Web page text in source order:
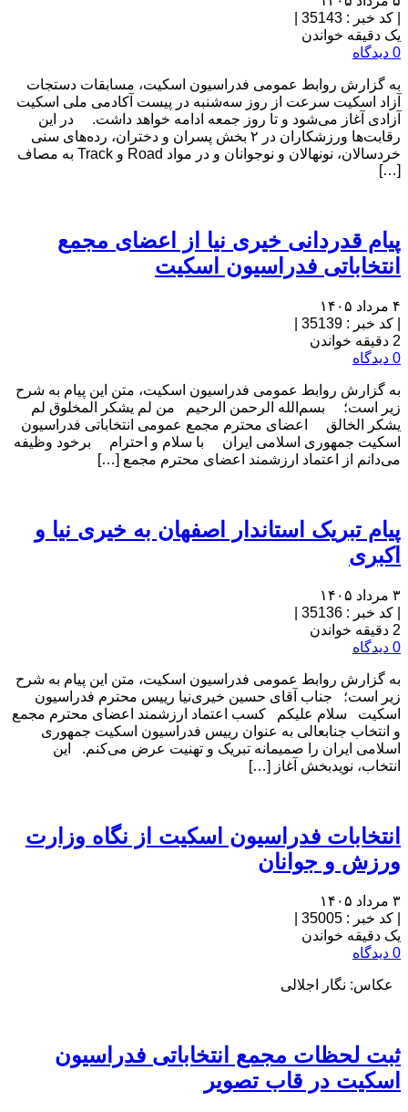
کد خبر : 35143
یک دقیقه خواندن
0 دیدگاه
به گزارش روابط عمومی فدراسیون اسکیت، مسابقات دستجات
آزاد اسکیت سرعت از روز سه‌شنبه در پیست آکادمی ملی اسکیت
آزادی آغاز می‌شود و تا روز جمعه ادامه خواهد داشت. در این
رقابت‌ها ورزشکاران در ۲ بخش پسران و دختران، رده‌های سنی
خردسالان، نونهالان و نوجوانان و در مواد Road و Track به مصاف
[…]
پیام قدردانی خیری نیا از اعضای مجمع
انتخاباتی فدراسیون اسکیت
۴ مرداد ۱۴۰۵
کد خبر : 35139
2 دقیقه خواندن
0 دیدگاه
به گزارش روابط عمومی فدراسیون اسکیت، متن این پیام به شرح
زیر است؛ بسم‌الله الرحمن الرحیم من لم یشکر المخلوق لم
یشکر الخالق اعضای محترم مجمع عمومی انتخاباتی فدراسیون
اسکیت جمهوری اسلامی ایران با سلام و احترام برخود وظیفه
می‌دانم از اعتماد ارزشمند اعضای محترم مجمع […]
پیام تبریک استاندار اصفهان به خیری نیا و
اکبری
۳ مرداد ۱۴۰۵
کد خبر : 35136
2 دقیقه خواندن
0 دیدگاه
به گزارش روابط عمومی فدراسیون اسکیت، متن این پیام به شرح
زیر است؛ جناب آقای حسین خیری‌نیا رییس محترم فدراسیون
اسکیت سلام علیکم کسب اعتماد ارزشمند اعضای محترم مجمع
و انتخاب جنابعالی به عنوان رییس فدراسیون اسکیت جمهوری
اسلامی ایران را صمیمانه تبریک و تهنیت عرض می‌کنم. این
انتخاب، نویدبخش آغاز […]
انتخابات فدراسیون اسکیت از نگاه وزارت
ورزش و جوانان
۳ مرداد ۱۴۰۵
کد خبر : 35005
یک دقیقه خواندن
0 دیدگاه
عکاس: نگار اجلالی
ثبت لحظات مجمع انتخاباتی فدراسیون
اسکیت در قاب تصویر